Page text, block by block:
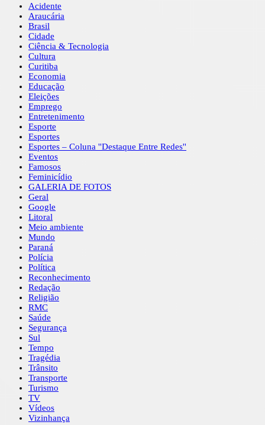
Acidente
Araucária
Brasil
Cidade
Ciência & Tecnologia
Cultura
Curitiba
Economia
Educação
Eleições
Emprego
Entretenimento
Esporte
Esportes
Esportes – Coluna ''Destaque Entre Redes''
Eventos
Famosos
Feminicídio
GALERIA DE FOTOS
Geral
Google
Litoral
Meio ambiente
Mundo
Paraná
Polícia
Política
Reconhecimento
Redação
Religião
RMC
Saúde
Segurança
Sul
Tempo
Tragédia
Trânsito
Transporte
Turismo
TV
Vídeos
Vizinhança